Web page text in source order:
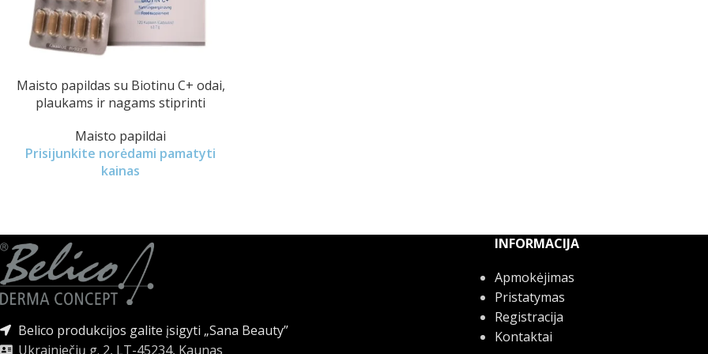
Maisto papildas su Biotinu C+ odai,
plaukams ir nagams stiprinti
Maisto papildai
Prisijunkite norėdami pamatyti
kainas
Belico produkcijos galite įsigyti „Sana Beauty”
Ukrainiečių g. 2, LT-45234, Kaunas
INFORMACIJA
Apmokėjimas
Pristatymas
Registracija
Kontaktai